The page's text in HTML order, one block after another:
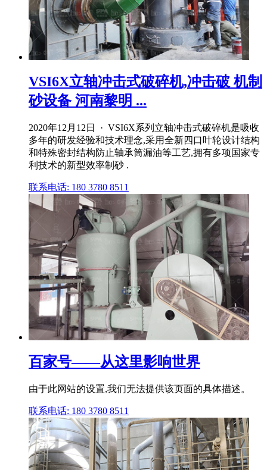
VSI6X立轴冲击式破碎机,冲击破 机制
砂设备 河南黎明 ...
2020年12月12日 · VSI6X系列立轴冲击式破碎机是吸收
多年的研发经验和技术理念,采用全新四口叶轮设计结构
和特殊密封结构防止轴承筒漏油等工艺,拥有多项国家专
利技术的新型效率制砂 .
联系电话: 180 3780 8511
百家号——从这里影响世界
由于此网站的设置,我们无法提供该页面的具体描述。
联系电话: 180 3780 8511